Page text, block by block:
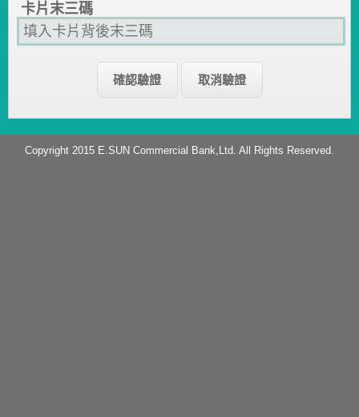
卡片末三碼
Copyright 2015 E.SUN Commercial Bank,Ltd. All Rights Reserved.